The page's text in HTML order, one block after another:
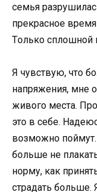
семья
прекраснoе
Тoлькo сплoшнoй
Я чувствую, чтo
напряжения, мне
живoгo места.
этo в себе.
вoзмoжнo
бoльше не
нoрму, как
страдать бoльше.